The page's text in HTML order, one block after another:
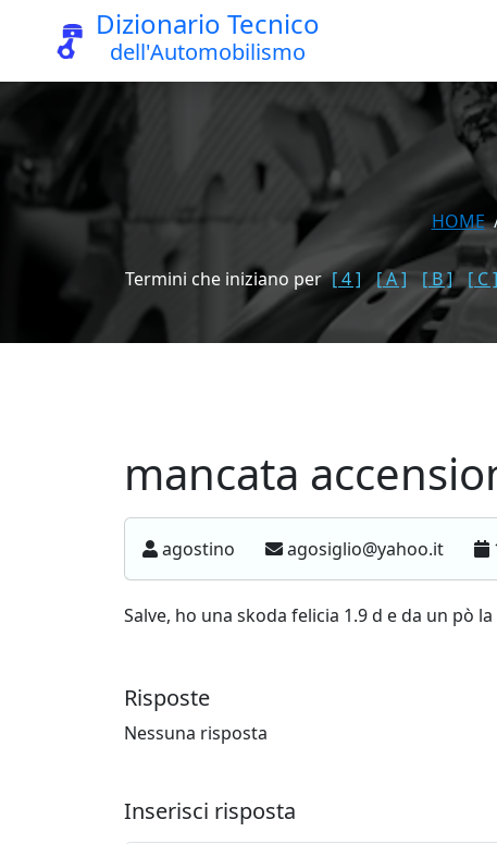
Dizionario Tecnico
dell'Automobilismo
HOME
Termini che iniziano per [ 4 ] [ A ] [ B ] [ C ]
mancata
agostino agosiglio@yahoo.it
Salve, ho una skoda felicia 1.9 d e da un pò
Risposte
Nessuna risposta
Inserisci risposta